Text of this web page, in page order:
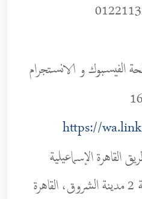
الفيسبوك و الانستجرام
https://
الكيلو 42 طريق القاهرة الإسماعيلية